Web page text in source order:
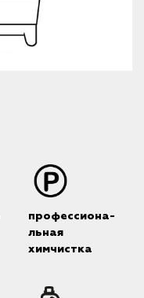
профессиона-
льная
химчистка